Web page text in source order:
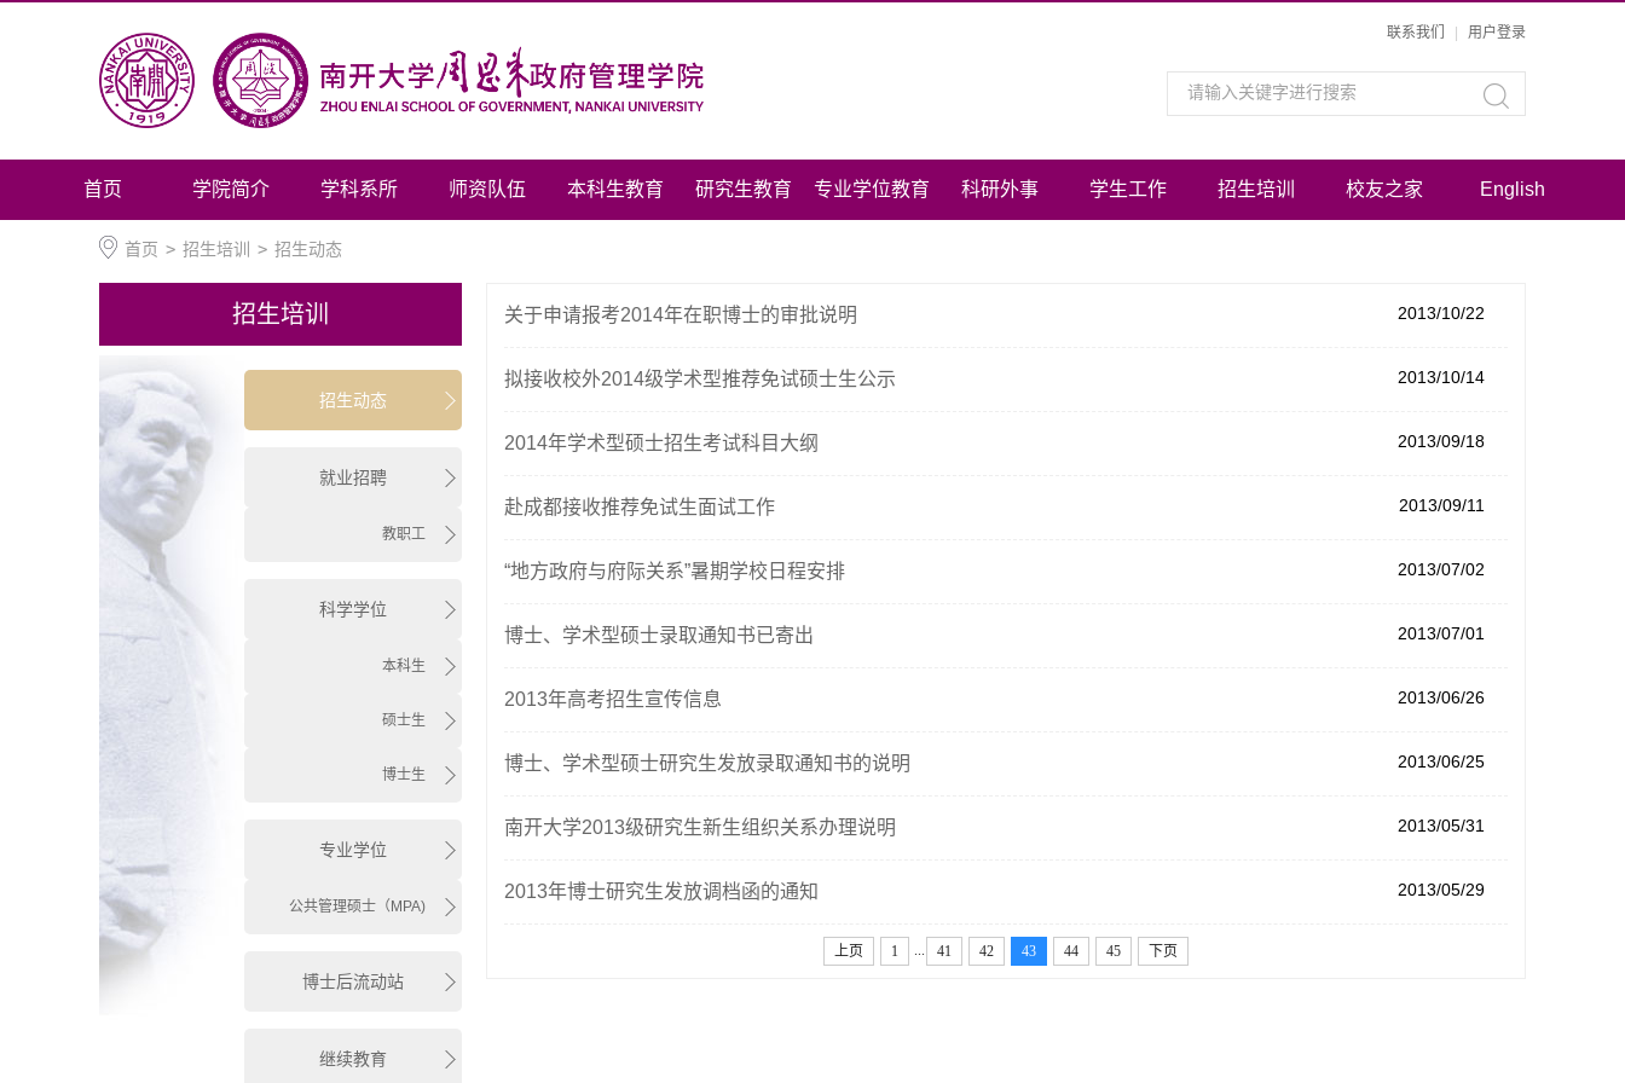
联系我们 用户登录
首页 学院简介 学科系所 师资队伍 本科生教育 研究生教育 专业学位教育 科研外事 学生工作 招生培训 校友之家 English
首页 > 招生培训 > 招生动态
招生培训
招生动态
就业招聘
教职工
科学学位
本科生
硕士生
博士生
专业学位
公共管理硕士（MPA)
博士后流动站
继续教育
关于申请报考2014年在职博士的审批说明 2013/10/22
拟接收校外2014级学术型推荐免试硕士生公示 2013/10/14
2014年学术型硕士招生考试科目大纲 2013/09/18
赴成都接收推荐免试生面试工作 2013/09/11
“地方政府与府际关系”暑期学校日程安排 2013/07/02
博士、学术型硕士录取通知书已寄出 2013/07/01
2013年高考招生宣传信息 2013/06/26
博士、学术型硕士研究生发放录取通知书的说明 2013/06/25
南开大学2013级研究生新生组织关系办理说明 2013/05/31
2013年博士研究生发放调档函的通知 2013/05/29
上页 1 41 42 43 44 45 下页